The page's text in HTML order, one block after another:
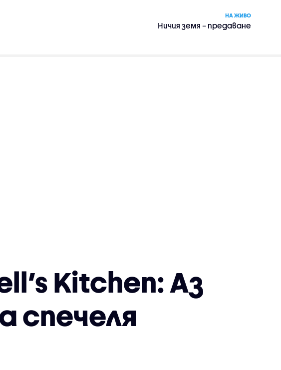
НА ЖИВО
Ничия земя – предаване
Kitchen: Аз
спечеля